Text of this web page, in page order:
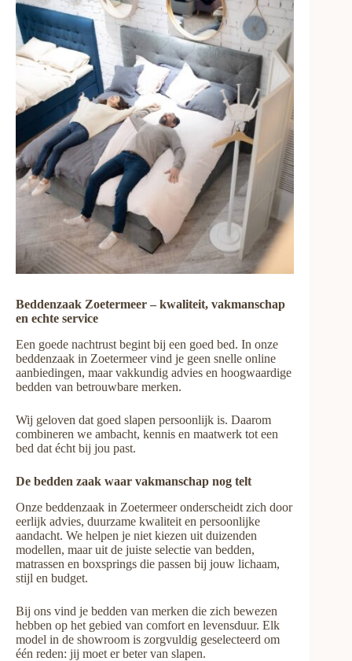
Beddenzaak Zoetermeer – kwaliteit, vakmanschap
en echte service
Een goede nachtrust begint bij een goed bed. In onze
beddenzaak in Zoetermeer vind je geen snelle online
aanbiedingen, maar vakkundig advies en hoogwaardige
bedden van betrouwbare merken.
Wij geloven dat goed slapen persoonlijk is. Daarom
combineren we ambacht, kennis en maatwerk tot een
bed dat écht bij jou past.
De bedden zaak waar vakmanschap nog telt
Onze beddenzaak in Zoetermeer onderscheidt zich door
eerlijk advies, duurzame kwaliteit en persoonlijke
aandacht. We helpen je niet kiezen uit duizenden
modellen, maar uit de juiste selectie van bedden,
matrassen en boxsprings die passen bij jouw lichaam,
stijl en budget.
Bij ons vind je bedden van merken die zich bewezen
hebben op het gebied van comfort en levensduur. Elk
model in de showroom is zorgvuldig geselecteerd om
één reden: jij moet er beter van slapen.